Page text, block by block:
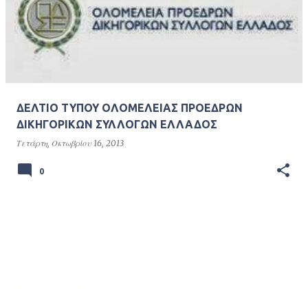
ΔΕΛΤΙΟ ΤΥΠΟΥ ΟΛΟΜΕΛΕΙΑΣ ΠΡΟΕΔΡΩΝ
ΔΙΚΗΓΟΡΙΚΩΝ ΣΥΛΛΟΓΩΝ ΕΛΛΑΔΟΣ
Τετάρτη, Οκτωβρίου 16, 2013
0